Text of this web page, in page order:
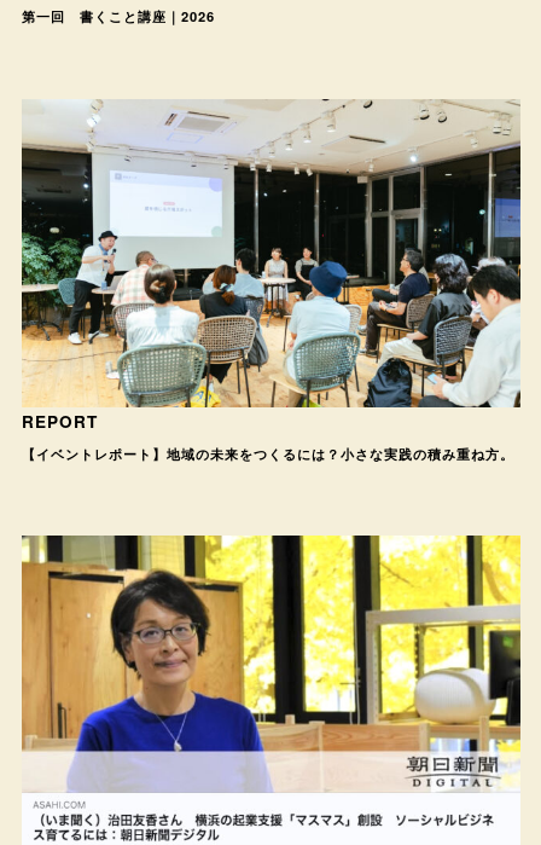
第一回 書くこと講座｜2026
REPORT
【イベントレポート】地域の未来をつくるには？小さな実践の積み重ね方。